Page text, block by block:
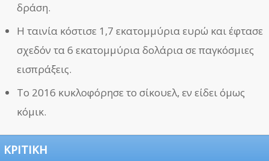
δράση.
Η ταινία κόστισε 1,7 εκατομμύρια ευρώ και έφτασε
σχεδόν τα 6 εκατομμύρια δολάρια σε παγκόσμιες
εισπράξεις.
Το 2016 κυκλοφόρησε το σίκουελ, εν είδει όμως
κόμικ.
ΚΡΙΤΙΚΗ